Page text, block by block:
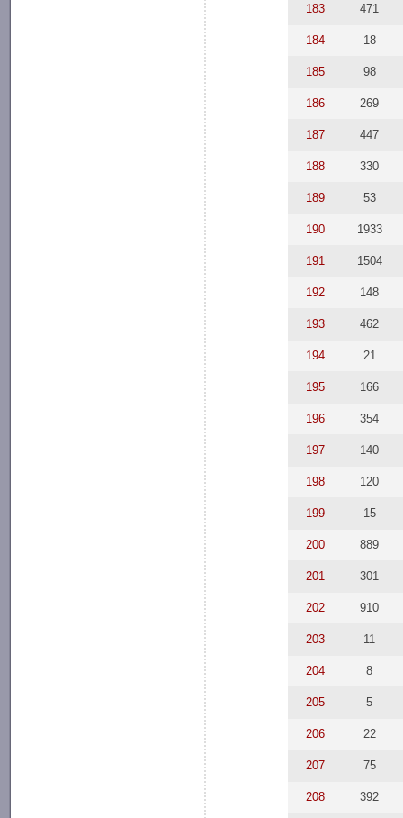
183 471
184 18
185 98
186 269
187 447
188 330
189 53
190 1933
191 1504
192 148
193 462
194 21
195 166
196 354
197 140
198 120
199 15
200 889
201 301
202 910
203 11
204 8
205 5
206 22
207 75
208 392